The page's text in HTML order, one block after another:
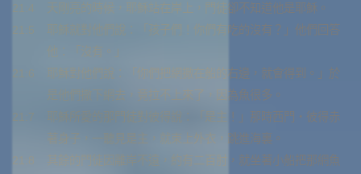
21:4
天剛亮的時候，耶穌站在岸上，門徒卻不知道他是耶穌。
21:5
耶穌就對他們說：「孩子們！你們有吃的沒有？」他們回答
他：「沒有。」
21:6
耶穌對他們說：「你們把網撒在船的右邊，就會得到。」於
是他們撒下網去，竟拉不上來了，因為魚很多。
21:7
耶穌所愛的那門徒對彼得說：「是主！」那時西門‧彼得赤
著身子，一聽見是主，就束上外衣，跳進海裏。
21:8
其餘的門徒因離岸不遠，約有二百肘，就坐著小船把那網魚